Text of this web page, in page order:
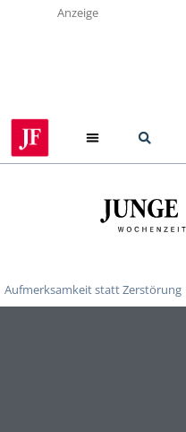
Anzeige
Aufmerksamkeit statt Zerstörung